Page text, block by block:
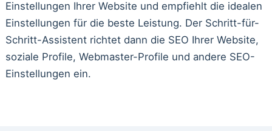
Einstellungen Ihrer Website und empfiehlt die idealen
Einstellungen für die beste Leistung. Der Schritt-für-
Schritt-Assistent richtet dann die SEO Ihrer Website,
soziale Profile, Webmaster-Profile und andere SEO-
Einstellungen ein.